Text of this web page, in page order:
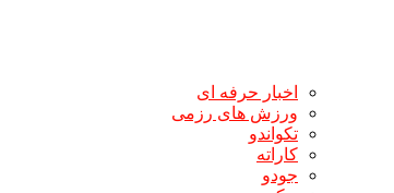
اخبار حرفه ای
ورزش های رزمی
تکواندو
کاراته
جودو